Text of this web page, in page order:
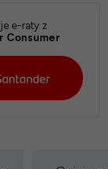
e-raty z
Consumer